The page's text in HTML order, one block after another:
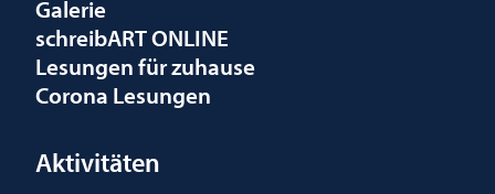
Galerie
schreibART ONLINE
Lesungen für zuhause
Corona Lesungen
Aktivitäten